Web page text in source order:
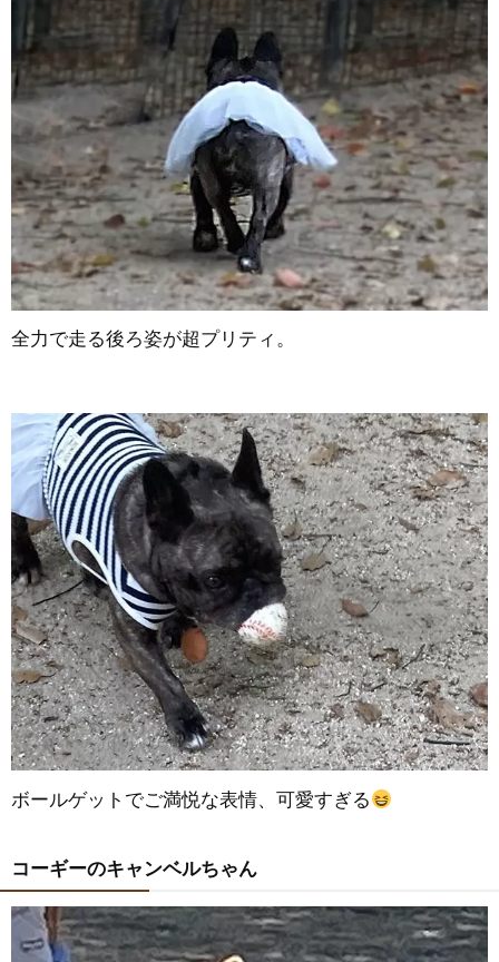
全力で走る後ろ姿が超プリティ。
ボールゲットでご満悦な表情、可愛すぎる
コーギーのキャンベルちゃん